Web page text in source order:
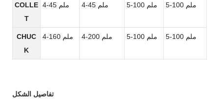
COLLE
T
4-45 ملم 4-45 ملم 5-100 ملم 5-100 ملم
CHUC
K
4-160 ملم 4-200 ملم 5-100 ملم 5-100 ملم
تفاصيل الشكل